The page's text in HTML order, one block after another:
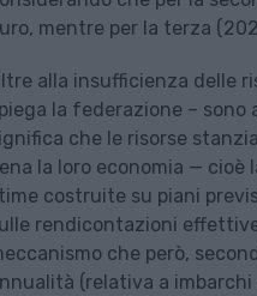
mentre per la terza
alla insufficienza delle
la federazione –
che le risorse
la loro economia —
costruite su piani
rendicontazioni
che però,
(relativa a